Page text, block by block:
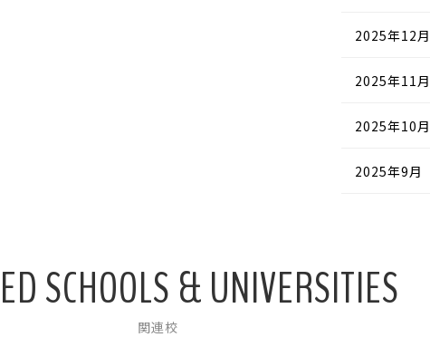
2025年12月
2025年11月
2025年10月
2025年9月
SCHOOLS & UNIVERSITIES
関連校